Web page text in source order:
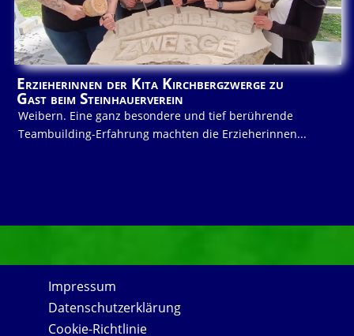
Erzieherinnen der Kita Kirchbergzwerge zu
Gast beim Steinhauerverein
Weibern. Eine ganz besondere und tief berührende
Teambuilding-Erfahrung machten die Erzieherinnen...
Impressum
Datenschutzerklärung
Cookie-Richtlinie